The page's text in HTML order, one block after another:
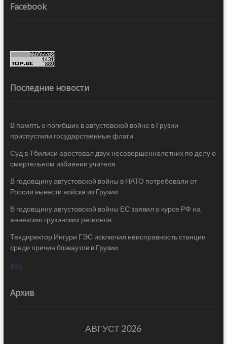
Facebook
Последние новости
В память о погибших в августовской войне в Грузии
приспустили государственные флаги
Суд в Тбилиси арестовал двух несовершеннолетних по делу о
смертельном избиении учителя
В годовщину августовской войны в НАТО потребовали от
России вывести войска из Грузии
В годовщину августовской войны ЕС заявил о курсе РФ на
аннексию грузинских регионов
Техдиректор Ингури ГЭС исключил неисправность станции
среди причин блэкаутов в Грузии
RSS
Архив
АВГУСТ 2026